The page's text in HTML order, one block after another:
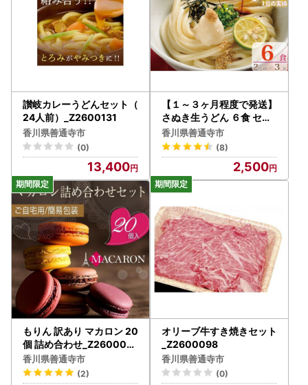
讃岐カレーうどんセット（
24人前）_Z2600131
香川県善通寺市
(0)
13,400
【１～３ヶ月程度で発送】
さぬき生うどん ６食 セッ
ト（２人前×３袋）_Z260
0039
香川県善通寺市
(8)
2,500
もりん 訳あり マカロン 20
個 詰め合わせ_Z260000
8
香川県善通寺市
(2)
オリーブ牛すき焼きセット
_Z2600098
香川県善通寺市
(0)